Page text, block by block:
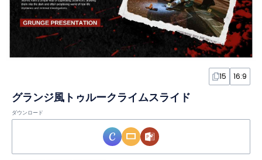
15 16:9
グランジ風トゥルークライムスライド
ダウンロード